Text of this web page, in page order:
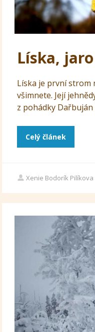
Líska,
Líska je první strom
všimnete. Její
z pohádky Dařbuján
Celý článek
Xenie Bodorík Pilíkova